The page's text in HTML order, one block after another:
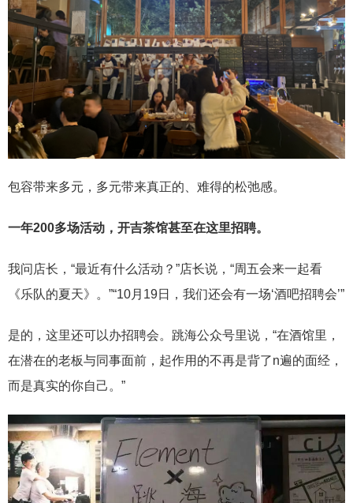
包容带来多元，多元带来真正的、难得的松弛感。
一年200多场活动，开吉茶馆甚至在这里招聘。
我问店长，“最近有什么活动？”店长说，“周五会来一起看
《乐队的夏天》。”“10月19日，我们还会有一场‘酒吧招聘会’”
是的，这里还可以办招聘会。跳海公众号里说，“在酒馆里，
在潜在的老板与同事面前，起作用的不再是背了n遍的面经，
而是真实的你自己。”